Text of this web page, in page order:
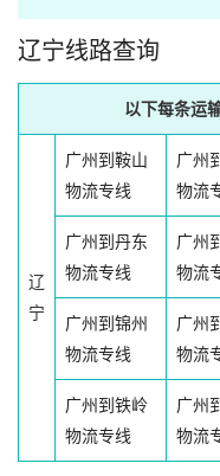
辽宁线路查询
以下每条运
辽
宁
广州到鞍山
物流专线
广州
物流
广州到丹东
物流专线
广州
物流
广州到锦州
物流专线
广州
物流
广州到铁岭
物流专线
广州
物流